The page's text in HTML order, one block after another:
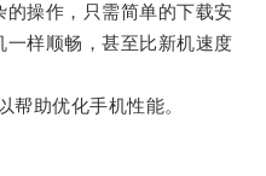
操作，只需简单的下载安
样顺畅，甚至比新机速度
助优化手机性能。